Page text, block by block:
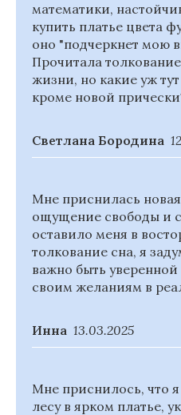
математики,
купить платье цвета
оно "подчеркнет мою
Прочитала
жизни, но какие уж
кроме новой
Светлана Бородина
Мне приснилась
ощущение свободы и
оставило меня в
толкование сна, я
важно быть уверенной
своим желаниям в
Инна 13.03.2025
Мне приснилось, что
лесу в ярком платье,